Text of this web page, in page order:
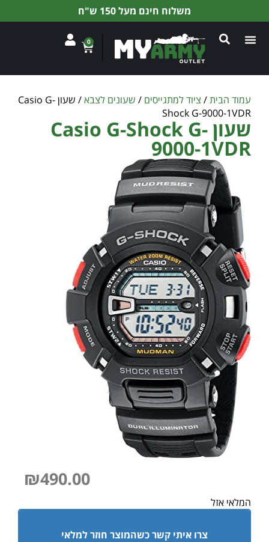
משלוח חינם מעל 150 ש"ח
0
עמוד הבית/ ציוד למתגייסים / שעונים לצבא
/ שעון Casio G-
Shock G-9000-1VDR
שעון Casio G-Shock G-
9000-1VDR
₪490.00
המלאי אזל
צרו איתי קשר כשהמוצר חוזר למלאי